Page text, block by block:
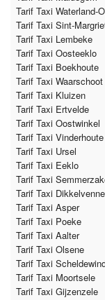
Tarif Taxi Waterland-
Tarif Taxi Sint-
Tarif Taxi Lembeke
Tarif Taxi Oosteeklo
Tarif Taxi Boekhoute
Tarif Taxi Waarschoot
Tarif Taxi Kluizen
Tarif Taxi Ertvelde
Tarif Taxi Oostwinkel
Tarif Taxi Vinderhoute
Tarif Taxi Ursel
Tarif Taxi Eeklo
Tarif Taxi
Tarif Taxi Dikkelvenne
Tarif Taxi Asper
Tarif Taxi Poeke
Tarif Taxi Aalter
Tarif Taxi Olsene
Tarif Taxi
Tarif Taxi Moortsele
Tarif Taxi Gijzenzele